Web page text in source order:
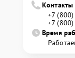
Контакты
+7
+7
Время